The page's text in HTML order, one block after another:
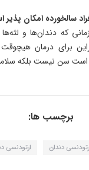
سالخورده امکان
که دندان‌ها و
برای درمان
است سن نیست بلکه
برچسب ها:
دندان ارتودنسی